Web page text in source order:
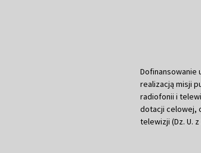
Dofinansowanie
realizacją misji
radiofonii i
dotacji celowej,
telewizji (Dz. U.